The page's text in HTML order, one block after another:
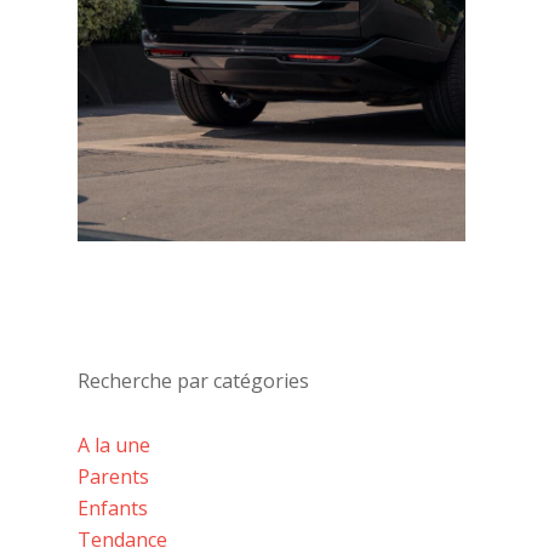
Recherche par catégories
A la une
Parents
Enfants
Tendance